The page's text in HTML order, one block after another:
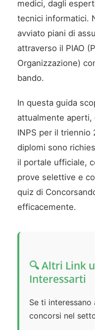
medici, dagli
tecnici informatici.
avviato piani di
attraverso il PIAO
Organizzazione)
bando.
In questa guida
attualmente aperti,
INPS per il triennio
diplomi sono
il portale ufficiale,
prove selettive e
quiz di
efficacemente.
🔍 Altri Link
Interessarti
Se ti
concorsi nel